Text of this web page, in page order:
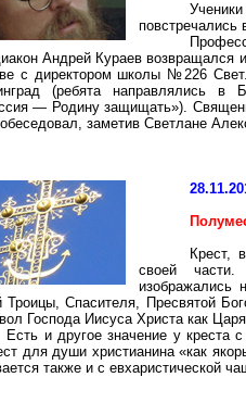
повстречались
Андрей Кураев возвращался
с директором школы №226
(ребята направлялись в
— Родину защищать»).
заметив Светлане
Крест,
своей
изображались
Троицы, Спасителя, Пресвятой
Господа Иисуса Христа как
Есть и другое значение у креста
для души христианина «как
также и с евхаристической